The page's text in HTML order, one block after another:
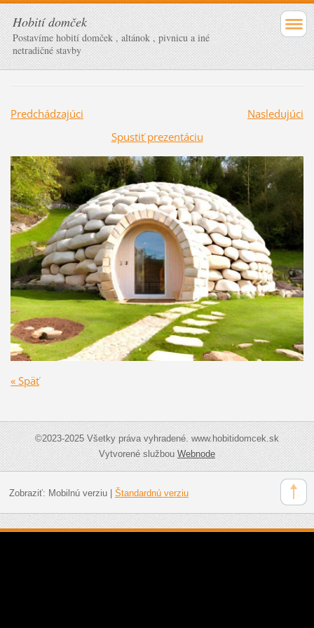
Hobití domček
Postavíme hobití domček , altánok , pivnicu a iné
netradičné stavby
Predchádzajúci
Nasledujúci
Spustiť prezentáciu
« Späť
©2023-2025 Všetky práva vyhradené. www.hobitidomcek.sk
Vytvorené službouWebnode
Zobraziť: Mobilnú verziu| Štandardnú verziu